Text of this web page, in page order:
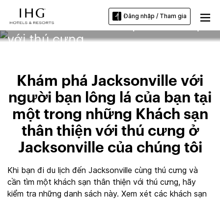
Đăng nhập / Tham gia
Jacksonville Khách sạn thân thiện
với thú cưng
Khám phá Jacksonville với
người bạn lông lá của bạn tại
một trong những Khách sạn
thân thiện với thú cưng ở
Jacksonville của chúng tôi
Khi bạn đi du lịch đến Jacksonville cùng thú cưng và
cần tìm một khách sạn thân thiện với thú cưng, hãy
kiểm tra những danh sách này. Xem xét các khách sạn